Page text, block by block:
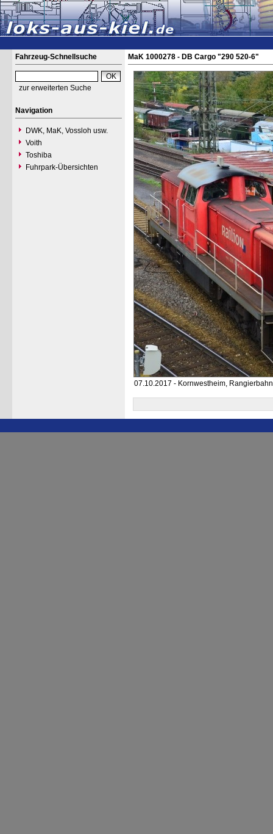
Fahrzeug-Schnellsuche
zur erweiterten Suche
Navigation
DWK, MaK, Vossloh usw.
Voith
Toshiba
Fuhrpark-Übersichten
MaK 1000278 - DB Cargo "290 520-6"
07.10.2017 - Kornwestheim,